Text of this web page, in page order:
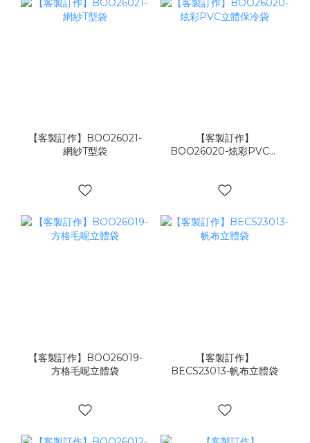
【客製訂作】BOO26021-
網紗T型袋
【客製訂作】
BOO26020-炫彩PVC立
【客製訂作】BOO26019-
方格毛呢立體袋
【客製訂作】
BECS23013-帆布立體袋